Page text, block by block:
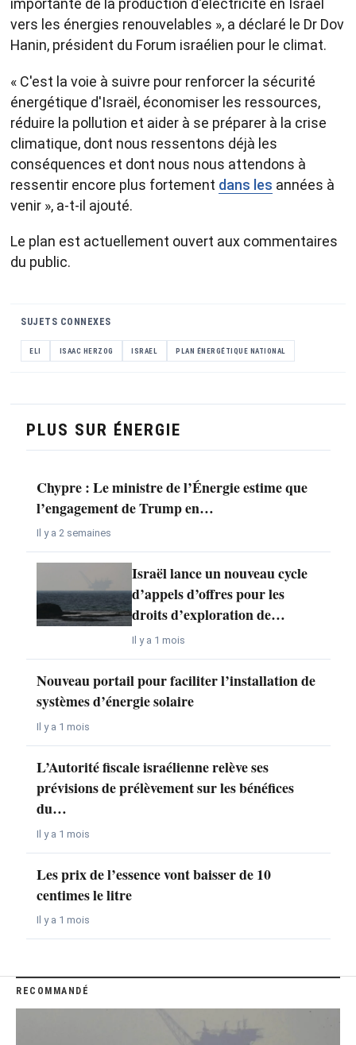
importante de la production d'électricité en Israël
vers les énergies renouvelables », a déclaré le Dr Dov
Hanin, président du Forum israélien pour le climat.
« C'est la voie à suivre pour renforcer la sécurité
énergétique d'Israël, économiser les ressources,
réduire la pollution et aider à se préparer à la crise
climatique, dont nous ressentons déjà les
conséquences et dont nous nous attendons à
ressentir encore plus fortement dans les années à
venir », a-t-il ajouté.
Le plan est actuellement ouvert aux commentaires
du public.
SUJETS CONNEXES
ELI ISAAC HERZOG ISRAEL PLAN ÉNERGÉTIQUE NATIONAL
PLUS SUR ÉNERGIE
Chypre : Le ministre de l’Énergie estime que
l’engagement de Trump en…
Il y a 2 semaines
Israël lance un nouveau cycle
d’appels d’offres pour les
droits d’exploration de…
Il y a 1 mois
Nouveau portail pour faciliter l’installation de
systèmes d’énergie solaire
Il y a 1 mois
L’Autorité fiscale israélienne relève ses
prévisions de prélèvement sur les bénéfices
du…
Il y a 1 mois
Les prix de l’essence vont baisser de 10
centimes le litre
Il y a 1 mois
RECOMMANDÉ